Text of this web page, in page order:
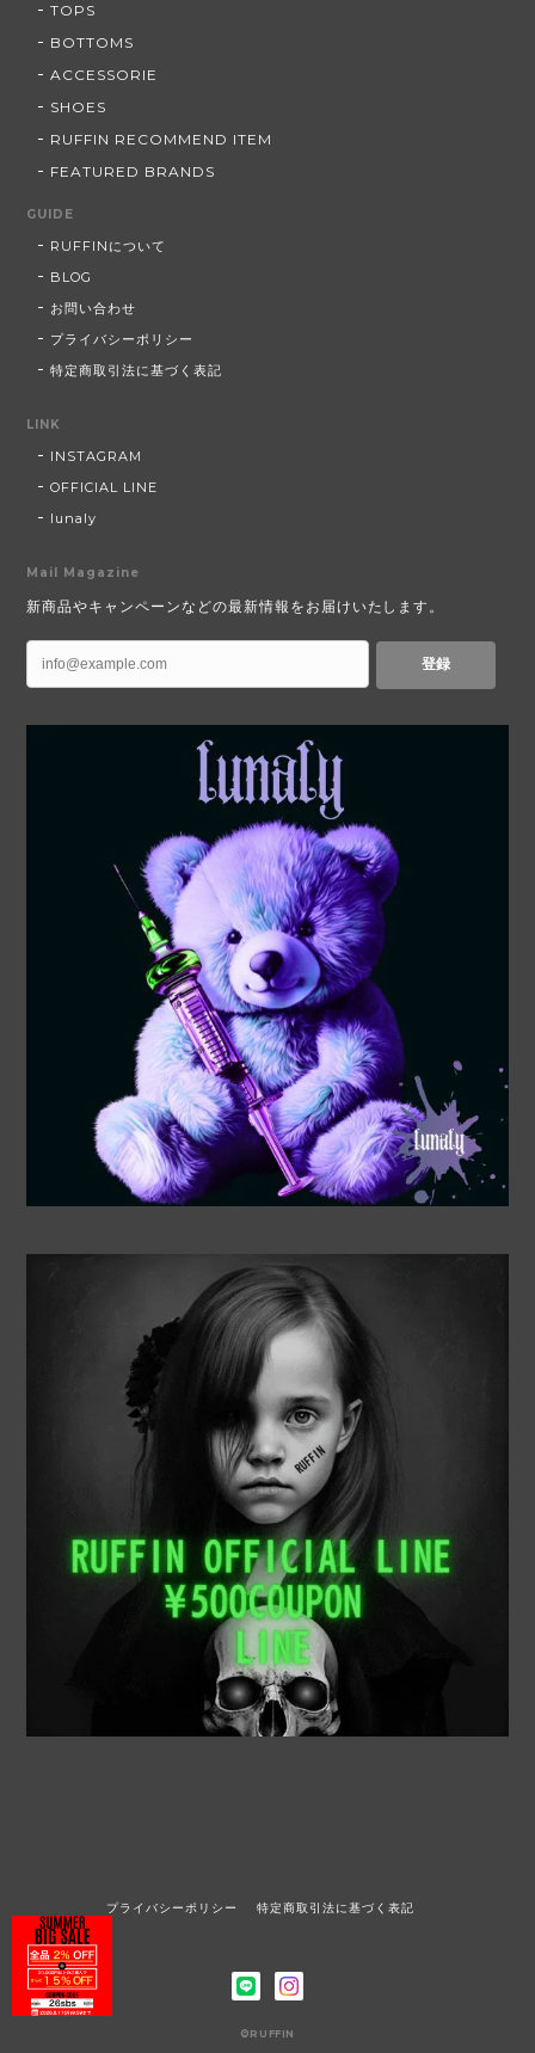
TOPS
BOTTOMS
ACCESSORIE
SHOES
RUFFIN RECOMMEND ITEM
FEATURED BRANDS
GUIDE
RUFFINについて
BLOG
お問い合わせ
プライバシーポリシー
特定商取引法に基づく表記
LINK
INSTAGRAM
OFFICIAL LINE
lunaly
Mail Magazine
新商品やキャンペーンなどの最新情報をお届けいたします。
登録
プライバシーポリシー 特定商取引法に基づく表記
©RUFFIN